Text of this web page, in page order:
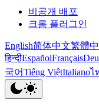
비공개 배포
크롬 플러그인
English简体中文繁體
हिन्दीEspañolFrançais
국어Tiếng ViệtItalianoไ